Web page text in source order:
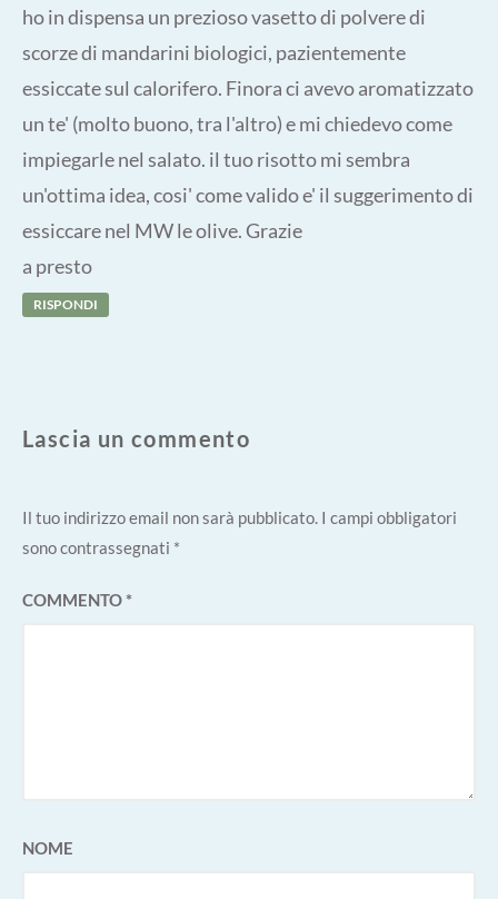
ho in dispensa un prezioso vasetto di polvere di
scorze di mandarini biologici, pazientemente
essiccate sul calorifero. Finora ci avevo aromatizzato
un te' (molto buono, tra l'altro) e mi chiedevo come
impiegarle nel salato. il tuo risotto mi sembra
un'ottima idea, cosi' come valido e' il suggerimento di
essiccare nel MW le olive. Grazie
a presto
RISPONDI
Lascia un commento
Il tuo indirizzo email non sarà pubblicato. I campi obbligatori
sono contrassegnati *
COMMENTO*
NOME